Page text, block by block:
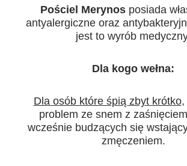
Pościel Merynos posiada
antyalergiczne oraz
jest to wyrób
Dla kogo wełna:
Dla osób które śpią zbyt krótko,
problem ze snem z
wcześnie budzących się
zmęczeniem.